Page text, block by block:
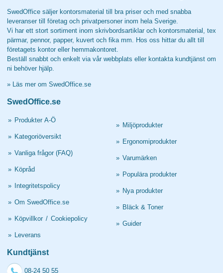
SwedOffice säljer kontorsmaterial till bra priser och med snabba
leveranser till företag och privatpersoner inom hela Sverige.
Vi har ett stort sortiment inom skrivbordsartiklar och kontorsmaterial, tex
pärmar, pennor, papper, kuvert och fika mm. Hos oss hittar du allt till
företagets kontor eller hemmakontoret.
Beställ snabbt och enkelt via vår webbplats eller kontakta kundtjänst om
ni behöver hjälp.
» Läs mer om SwedOffice.se
SwedOffice.se
» Produkter A-Ö
» Kategoriöversikt
» Vanliga frågor (FAQ)
» Köpråd
» Integritetspolicy
» Om SwedOffice.se
» Köpvillkor / Cookiepolicy
» Leverans
» Miljöprodukter
» Ergonomiprodukter
» Varumärken
» Populära produkter
» Nya produkter
» Bläck & Toner
» Guider
Kundtjänst
08-24 50 55